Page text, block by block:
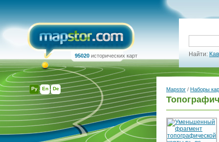
Ру En De
95020 исторических карт Найти:
Mapstor / Наборы